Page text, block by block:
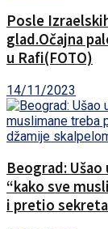
Posle
glad.Očajna
u Rafi(FOTO)
14/11/2023
Beograd:
“kako sve
i pretio